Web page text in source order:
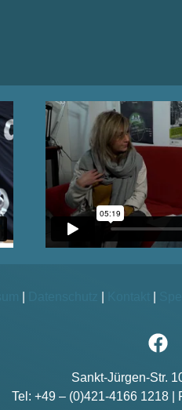
Sankt-Jürgen-Str.
Tel: +49 – (0)421-4166 1218 |